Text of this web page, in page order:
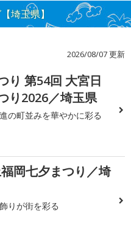
埼玉県】
2026/08/07 更新
り 第54回 大宮日
り2026／埼玉県
の町並みを華やかに彩る
岡七夕まつり／埼
りが街を彩る